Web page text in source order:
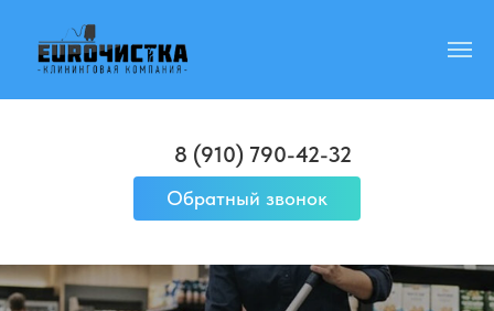
8 (910) 790-42-32
Обратный звонок